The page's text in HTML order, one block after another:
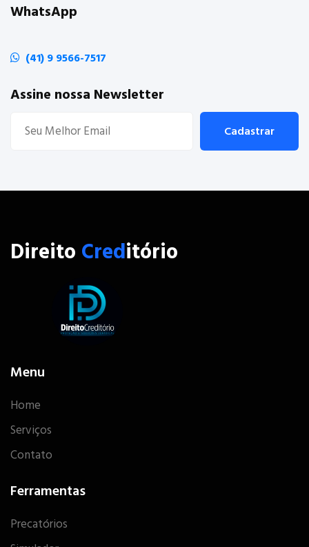
WhatsApp
(41) 9 9566-7517
Assine nossa Newsletter
Cadastrar
Direito Creditório
Menu
Home
Serviços
Contato
Ferramentas
Precatórios